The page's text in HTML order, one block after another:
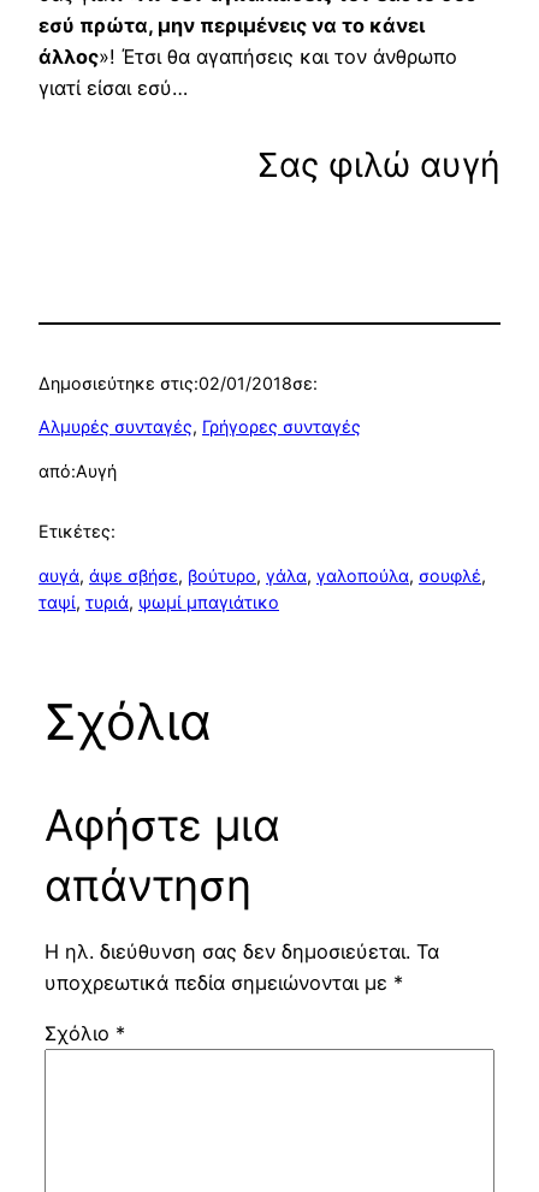
εσύ πρώτα, μην περιμένεις να το κάνει
άλλος»! Έτσι θα αγαπήσεις και τον άνθρωπο
γιατί είσαι εσύ…
Σας φιλώ αυγή
Δημοσιεύτηκε στις:02/01/2018σε:
Αλμυρές συνταγές, Γρήγορες συνταγές
από:Αυγή
Ετικέτες:
αυγά, άψε σβήσε, βούτυρο, γάλα, γαλοπούλα, σουφλέ
ταψί, τυριά, ψωμί μπαγιάτικο
Σχόλια
Αφήστε μια
απάντηση
Η ηλ. διεύθυνση σας δεν δημοσιεύεται. Τα
υποχρεωτικά πεδία σημειώνονται με *
Σχόλιο *